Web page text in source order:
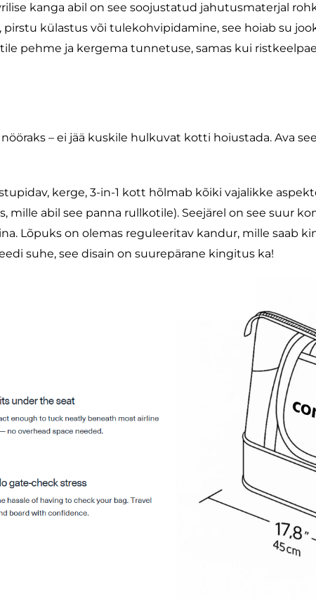
kanga abil on see soojustatud jahutusmaterjal
pirstu külastus või tulekohvipidamine, see hoiab su
pehme ja kergema tunnetuse, samas kui
– ei jää kuskile hulkuvat kotti hoiustada. Ava
kerge, 3-in-1 kott hõlmab kõiki vajalikke
mille abil see panna rullkotile). Seejärel on see suur
Lõpuks on olemas reguleeritav kandur, mille saab
suhe, see disain on suurepärane kingitus ka!